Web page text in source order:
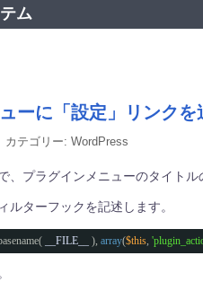
ム
ーに「設定」リンクを
カテゴリー: WordPress
、プラグインメニューのタイト
ルターフックを記述します。
__FILE__ ), array($this,